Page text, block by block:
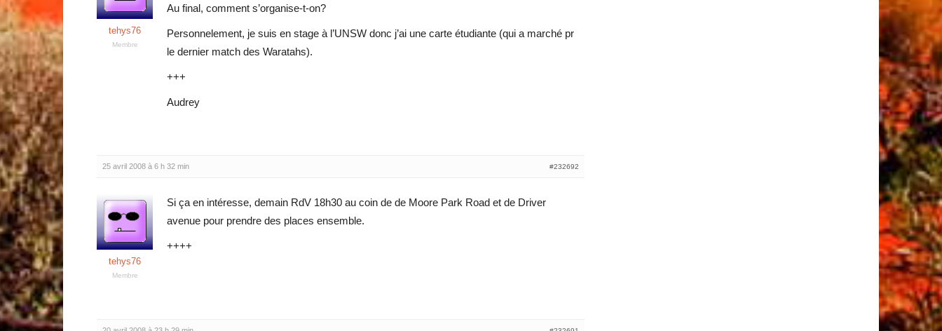
tehys76
Membre
Au final, comment s’organise-t-on?
Personnelement, je suis en stage à l’UNSW donc j’ai une carte étudiante (qui a marché pr
le dernier match des Waratahs).
+++
Audrey
25 avril 2008 à 6 h 32 min #232692
tehys76
Membre
Si ça en intéresse, demain RdV 18h30 au coin de de Moore Park Road et de Driver
avenue pour prendre des places ensemble.
++++